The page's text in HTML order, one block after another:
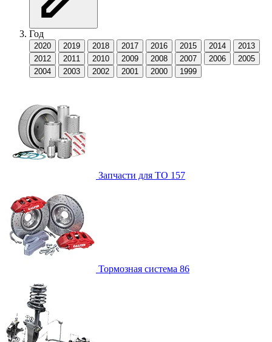
Год
2020 2019 2018 2017 2016 2015 2014
2013
2012
2011 2010 2009 2008 2007 2006
2005
2004
2003 2002 2001 2000 1999
Запчасти для ТО 157
Тормозная система 86